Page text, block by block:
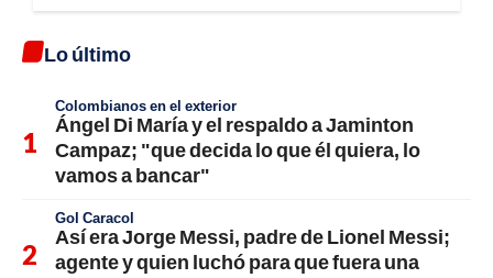
Lo último
Colombianos en el exterior
Ángel Di María y el respaldo a Jaminton
Campaz; "que decida lo que él quiera, lo
vamos a bancar"
Gol Caracol
Así era Jorge Messi, padre de Lionel Messi;
agente y quien luchó para que fuera una